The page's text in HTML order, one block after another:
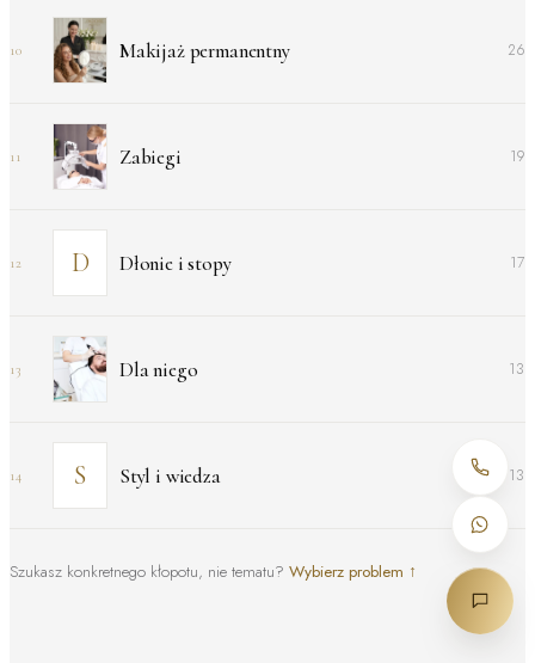
10 Makijaż permanentny 26
11 Zabiegi 19
12 Dłonie i stopy 17
13 Dla niego 13
14 Styl i wiedza 13
Szukasz konkretnego kłopotu, nie tematu? Wybierz problem ↑